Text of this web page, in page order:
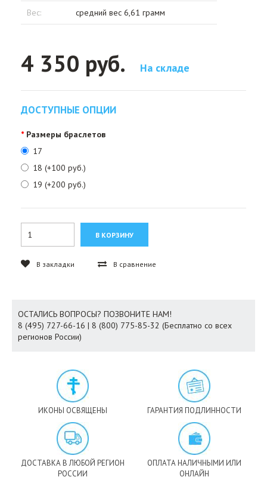
Вес: средний вес 6,61 грамм
4 350 руб. На складе
ДОСТУПНЫЕ ОПЦИИ
Размеры браслетов
17
18 (+100 руб.)
19 (+200 руб.)
В закладки В сравнение
ОСТАЛИСЬ ВОПРОСЫ? ПОЗВОНИТЕ НАМ!
8 (495) 727-66-16 | 8 (800) 775-85-32 (Бесплатно со всех
регионов России)
ИКОНЫ ОСВЯЩЕНЫ ГАРАНТИЯ ПОДЛИННОСТИ
ДОСТАВКА В ЛЮБОЙ РЕГИОН
РОССИИ
ОПЛАТА НАЛИЧНЫМИ ИЛИ
ОНЛАЙН